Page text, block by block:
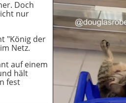
Doch
nur
"König der
Netz.
auf einem
hält
fest